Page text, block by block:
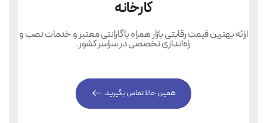
کارخانه
ارائه بهترین قیمت رقابتی بازار همراه با گارانتی معتبر و خدمات نصب و
راه‌اندازی تخصصی در سراسر کشور.
همین حالا تماس بگیرید